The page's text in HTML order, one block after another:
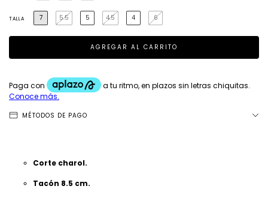
TALLA 7 5.5 5 4.5 4 6
MÉTODOS DE PAGO
Corte charol.
Tacón 8.5 cm.